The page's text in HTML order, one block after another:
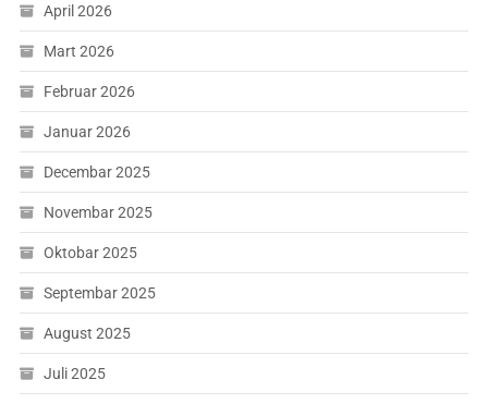
April 2026
Mart 2026
Februar 2026
Januar 2026
Decembar 2025
Novembar 2025
Oktobar 2025
Septembar 2025
August 2025
Juli 2025